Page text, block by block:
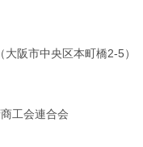
阪市中央区本町橋2-5）
工会連合会